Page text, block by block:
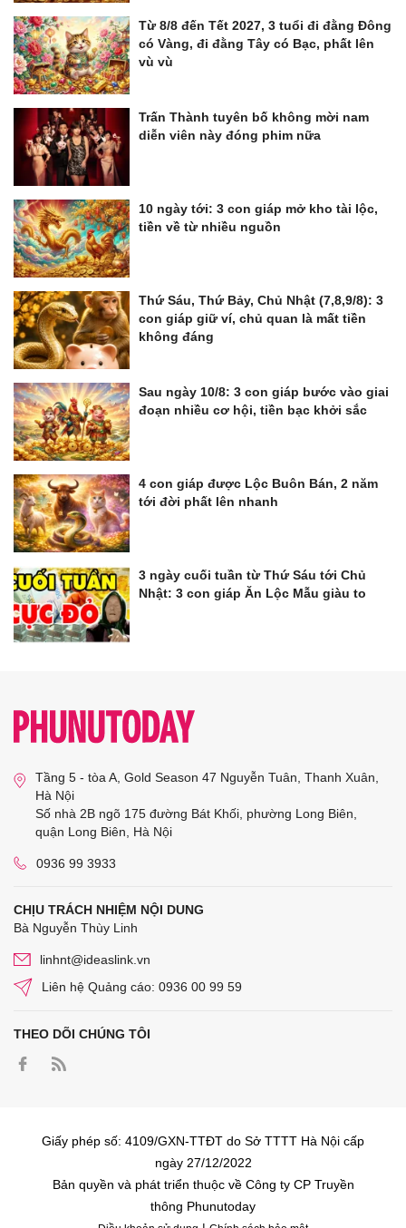
Từ 8/8 đến Tết 2027, 3 tuổi đi đằng Đông
có Vàng, đi đằng Tây có Bạc, phất lên
vù vù
Trấn Thành tuyên bố không mời nam
diễn viên này đóng phim nữa
10 ngày tới: 3 con giáp mở kho tài lộc,
tiền về từ nhiều nguồn
Thứ Sáu, Thứ Bảy, Chủ Nhật (7,8,9/8): 3
con giáp giữ ví, chủ quan là mất tiền
không đáng
Sau ngày 10/8: 3 con giáp bước vào giai
đoạn nhiều cơ hội, tiền bạc khởi sắc
4 con giáp được Lộc Buôn Bán, 2 năm
tới đời phất lên nhanh
3 ngày cuối tuần từ Thứ Sáu tới Chủ
Nhật: 3 con giáp Ăn Lộc Mẫu giàu to
Tầng 5 - tòa A, Gold Season 47 Nguyễn Tuân, Thanh Xuân,
Hà Nội
Số nhà 2B ngõ 175 đường Bát Khối, phường Long Biên,
quận Long Biên, Hà Nội
0936 99 3933
CHỊU TRÁCH NHIỆM NỘI DUNG
Bà Nguyễn Thùy Linh
linhnt@ideaslink.vn
Liên hệ Quảng cáo: 0936 00 99 59
THEO DÕI CHÚNG TÔI
Giấy phép số: 4109/GXN-TTĐT do Sở TTTT Hà Nội cấp
ngày 27/12/2022
Bản quyền và phát triển thuộc về Công ty CP Truyền
thông Phunutoday